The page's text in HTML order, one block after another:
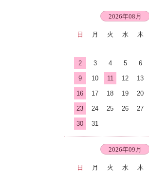
2026年08月
日 月 火 水 木
2 3 4 5 6
9 10 11 12 13
16 17 18 19 20
23 24 25 26 27
30 31
2026年09月
日 月 火 水 木